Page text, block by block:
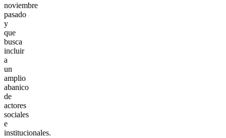
noviembre
pasado
y
que
busca
incluir
a
un
amplio
abanico
de
actores
sociales
e
institucionales.